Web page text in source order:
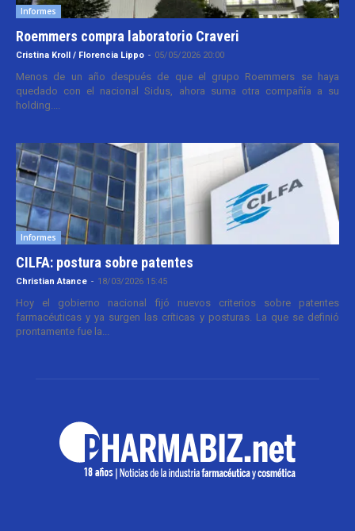
Informes
Roemmers compra laboratorio Craveri
Cristina Kroll / Florencia Lippo - 05/05/2026 20:00
Menos de un año después de que el grupo Roemmers se haya
quedado con el nacional Sidus, ahora suma otra compañía a su
holding....
Informes
CILFA: postura sobre patentes
Christian Atance - 18/03/2026 15:45
Hoy el gobierno nacional fijó nuevos criterios sobre patentes
farmacéuticas y ya surgen las críticas y posturas. La que se definió
prontamente fue la...